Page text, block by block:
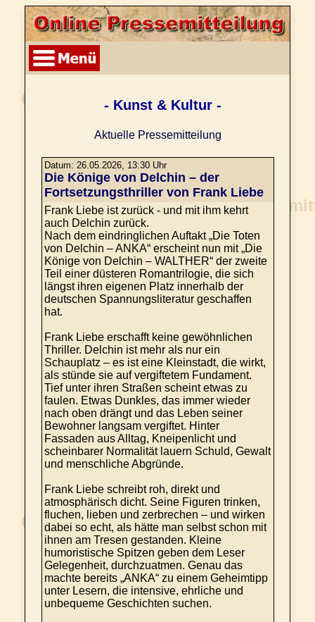
- Kunst & Kultur -
Aktuelle Pressemitteilung
Datum: 26.05.2026, 13:30 Uhr
Die Könige von Delchin – der
Fortsetzungsthriller von Frank Liebe
Frank Liebe ist zurück - und mit ihm kehrt
auch Delchin zurück.
Nach dem eindringlichen Auftakt „Die Toten
von Delchin – ANKA“ erscheint nun mit „Die
Könige von Delchin – WALTHER“ der zweite
Teil einer düsteren Romantrilogie, die sich
längst ihren eigenen Platz innerhalb der
deutschen Spannungsliteratur geschaffen
hat.
Frank Liebe erschafft keine gewöhnlichen
Thriller. Delchin ist mehr als nur ein
Schauplatz – es ist eine Kleinstadt, die wirkt,
als stünde sie auf vergiftetem Fundament.
Tief unter ihren Straßen scheint etwas zu
faulen. Etwas Dunkles, das immer wieder
nach oben drängt und das Leben seiner
Bewohner langsam vergiftet. Hinter
Fassaden aus Alltag, Kneipenlicht und
scheinbarer Normalität lauern Schuld, Gewalt
und menschliche Abgründe.
Frank Liebe schreibt roh, direkt und
atmosphärisch dicht. Seine Figuren trinken,
fluchen, lieben und zerbrechen – und wirken
dabei so echt, als hätte man selbst schon mit
ihnen am Tresen gestanden. Kleine
humoristische Spitzen geben dem Leser
Gelegenheit, durchzuatmen. Genau das
machte bereits „ANKA“ zu einem Geheimtipp
unter Lesern, die intensive, ehrliche und
unbequeme Geschichten suchen.